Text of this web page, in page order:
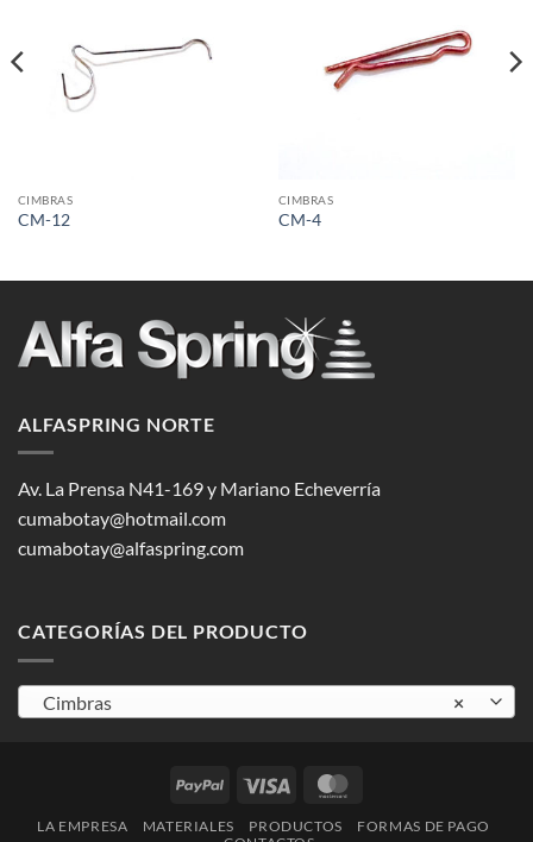
deseos
CIMBRAS
CM-12
lista de
deseos
CIMBRAS
CM-4
ALFASPRING NORTE
Av. La Prensa N41-169 y Mariano Echeverría
cumabotay@hotmail.com
cumabotay@alfaspring.com
CATEGORÍAS DEL PRODUCTO
×
Cimbras
PayPal Visa
LA EMPRESA MATERIALES PRODUCTOS
FORMAS DE PAGO